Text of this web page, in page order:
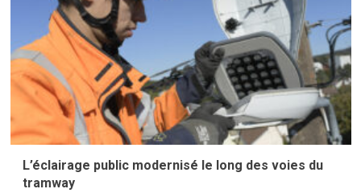
le
design
rencontrent
l’horlogerie
L’éclairage public modernisé le long des voies du
tramway